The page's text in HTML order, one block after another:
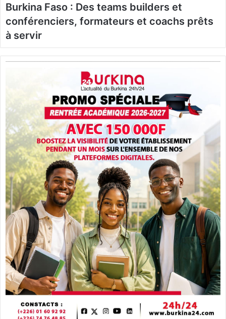
Burkina Faso : Des teams builders et
conférenciers, formateurs et coachs prêts
à servir